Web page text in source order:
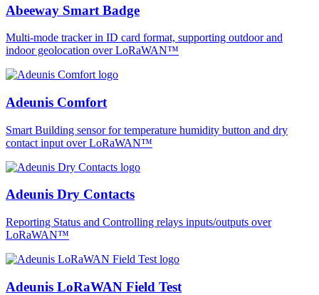
Abeeway Smart Badge
Multi-mode tracker in ID card format, supporting outdoor and
indoor geolocation over LoRaWAN™
Adeunis Comfort
Smart Building sensor for temperature humidity button and dry
contact input over LoRaWAN™
Adeunis Dry Contacts
Reporting Status and Controlling relays inputs/outputs over
LoRaWAN™
Adeunis LoRaWAN Field Test